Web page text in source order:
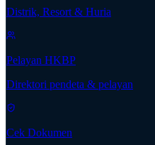
Distrik, Resort & Huria
Pelayan HKBP
Direktori pendeta & pelayan
Cek Dokumen